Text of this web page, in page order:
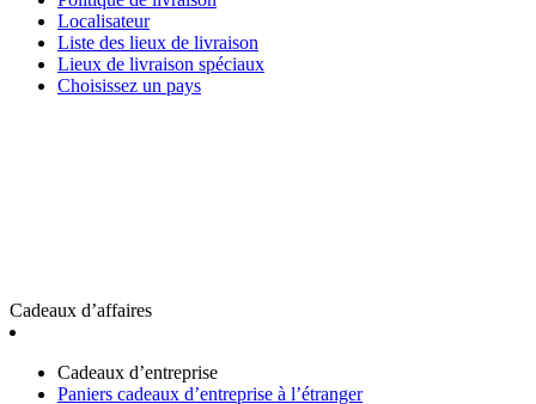
Localisateur
Liste des lieux de livraison
Lieux de livraison spéciaux
Choisissez un pays
Cadeaux d’affaires
Cadeaux d’entreprise
Paniers cadeaux d’entreprise à l’étranger